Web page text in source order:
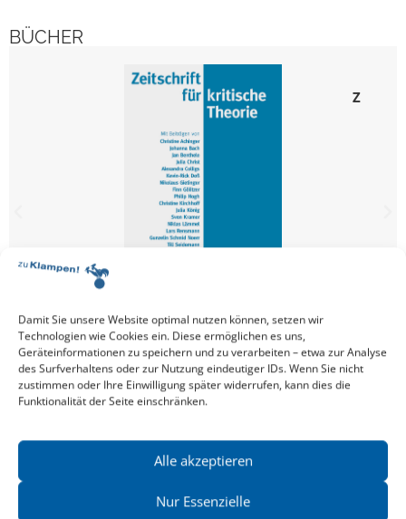
Damit Sie unsere Website optimal nutzen können, setzen wir
Technologien wie Cookies ein. Diese ermöglichen es uns,
Geräteinformationen zu speichern und zu verarbeiten – etwa zur Analyse
des Surfverhaltens oder zur Nutzung eindeutiger IDs. Wenn Sie nicht
zustimmen oder Ihre Einwilligung später widerrufen, kann dies die
Funktionalität der Seite einschränken.
Alle akzeptieren
Nur Essenzielle
BÜCHER